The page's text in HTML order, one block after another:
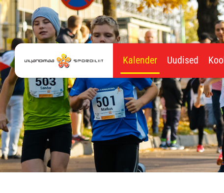
Kalender Uudised